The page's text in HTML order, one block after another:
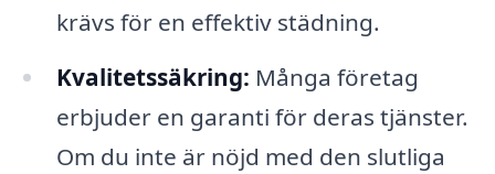
krävs för en effektiv städning.
Kvalitetssäkring: Många företag
erbjuder en garanti för deras tjänster.
Om du inte är nöjd med den slutliga